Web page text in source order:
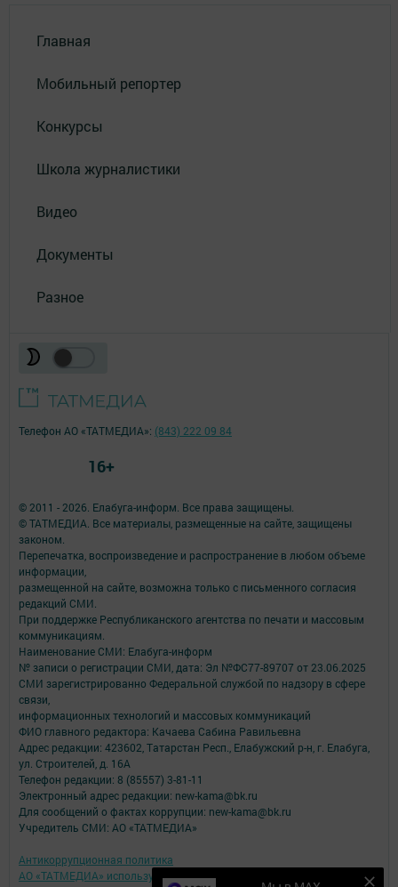
Главная
Мобильный репортер
Конкурсы
Школа журналистики
Видео
Документы
Разное
© 2011 - 2026. Елабуга-информ. Все права защищены.
© ТАТМЕДИА. Все материалы, размещенные на сайте, защищены
законом.
Перепечатка, воспроизведение и распространение в любом объеме
информации,
размещенной на сайте, возможна только с письменного согласия
редакций СМИ.
При поддержке Республиканского агентства по печати и массовым
коммуникациям.
Наименование СМИ: Елабуга-информ
№ записи о регистрации СМИ, дата: Эл №ФС77-89707 от 23.06.2025
СМИ зарегистрированно Федеральной службой по надзору в сфере
связи,
информационных технологий и массовых коммуникаций
ФИО главного редактора: Качаева Сабина Равильевна
Адрес редакции: 423602, Татарстан Респ., Елабужский р-н, г. Елабуга,
ул. Строителей, д. 16А
Телефон редакции: 8 (85557) 3-81-11
Электронный адрес редакции: new-kama@bk.ru
Для сообщений о фактах коррупции: new-kama@bk.ru
Учредитель СМИ: АО «ТАТМЕДИА»
Антикоррупционная политика
АО «ТАТМЕДИА» использует «cookie»для персонализации сервисов и
Телефон АО «ТАТМЕДИА»: (843) 222 09 84
16+